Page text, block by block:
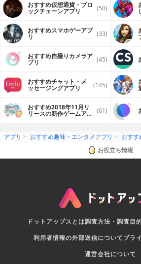
おすすめ仮想通貨・ブロ
ックチェーンアプリ (50)
おすすめスマホゲーアプ
リ (33)
おすすめ自撮りカメラア
プリ (45)
おすすめチャット・メ
ッセージングアプリ (145)
おすすめ2018年11月リ
リースの新作ゲームアプ (61)
アプリ おすすめ趣味・エンタメアプリ
おす
お役立ち情報
ドットアップスとは調査方法・調査目
利用者情報の外部送信についてプラ
運営会社について